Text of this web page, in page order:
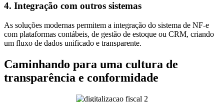
4. Integração com outros sistemas
As soluções modernas permitem a integração do sistema de NF-e
com plataformas contábeis, de gestão de estoque ou CRM, criando
um fluxo de dados unificado e transparente.
Caminhando para uma cultura de
transparência e conformidade